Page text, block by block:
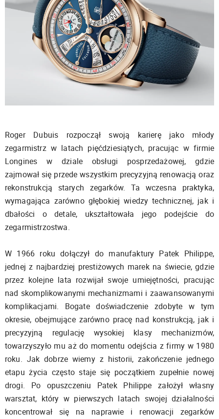
Roger Dubuis rozpoczął swoją karierę jako młody
zegarmistrz w latach pięćdziesiątych, pracując w firmie
Longines w dziale obsługi posprzedażowej, gdzie
zajmował się przede wszystkim precyzyjną renowacją oraz
rekonstrukcją starych zegarków. Ta wczesna praktyka,
wymagająca zarówno głębokiej wiedzy technicznej, jak i
dbałości o detale, ukształtowała jego podejście do
zegarmistrzostwa.
W 1966 roku dołączył do manufaktury Patek Philippe,
jednej z najbardziej prestiżowych marek na świecie, gdzie
przez kolejne lata rozwijał swoje umiejętności, pracując
nad skomplikowanymi mechanizmami i zaawansowanymi
komplikacjami. Bogate doświadczenie zdobyte w tym
okresie, obejmujące zarówno pracę nad konstrukcją, jak i
precyzyjną regulację wysokiej klasy mechanizmów,
towarzyszyło mu aż do momentu odejścia z firmy w 1980
roku. Jak dobrze wiemy z historii, zakończenie jednego
etapu życia często staje się początkiem zupełnie nowej
drogi. Po opuszczeniu Patek Philippe założył własny
warsztat, który w pierwszych latach swojej działalności
koncentrował się na naprawie i renowacji zegarków